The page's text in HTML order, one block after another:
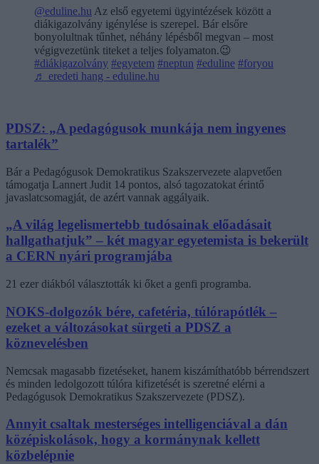
@eduline.hu Az első egyetemi ügyintézések között a
diákigazolvány igénylése is szerepel. Bár elsőre
bonyolultnak tűnhet, néhány lépésből megvan – most
végigvezetünk titeket a teljes folyamaton.😉
#diákigazolvány #egyetem #neptun #eduline #foryou
♬ eredeti hang - eduline.hu
PDSZ: „A pedagógusok munkája nem ingyenes
tartalék”
Bár a Pedagógusok Demokratikus Szakszervezete alapvetően
támogatja Lannert Judit 14 pontos, alsó tagozatokat érintő
javaslatcsomagját, de azért vannak aggályaik.
„A világ legelismertebb tudósainak előadásait
hallgathatjuk” – két magyar egyetemista is bekerült
a CERN nyári programjába
21 ezer diákból választották ki őket a genfi programba.
NOKS-dolgozók bére, cafetéria, túlórapótlék –
ezeket a változásokat sürgeti a PDSZ a
köznevelésben
Nemcsak magasabb fizetéseket, hanem kiszámíthatóbb bérrendszert
és minden ledolgozott túlóra kifizetését is szeretné elérni a
Pedagógusok Demokratikus Szakszervezete (PDSZ).
Annyit csaltak mesterséges intelligenciával a dán
középiskolások, hogy a kormánynak kellett
közbelépnie